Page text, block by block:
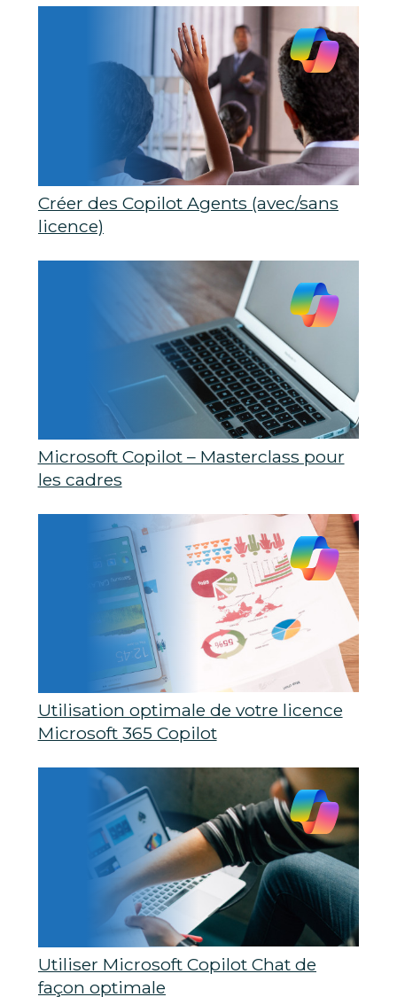
Créer des Copilot Agents (avec/sans
licence)
Microsoft Copilot – Masterclass pour
les cadres
Utilisation optimale de votre licence
Microsoft 365 Copilot
Utiliser Microsoft Copilot Chat de
façon optimale